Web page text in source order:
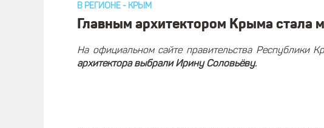
В РЕГИОНЕ - КРЫМ
Главным архитектором Крыма стала
На официальном сайте правительства Республики
архитектора выбрали Ирину Соловьёву.